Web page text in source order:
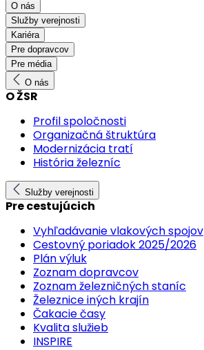
O nás
Služby verejnosti
Kariéra
Pre dopravcov
Pre média
O nás
O ŽSR
Profil spoločnosti
Organizačná štruktúra
Modernizácia tratí
História železníc
Služby verejnosti
Pre cestujúcich
Vyhľadávanie vlakových spojov
Cestovný poriadok 2025/2026
Plán výluk
Zoznam dopravcov
Zoznam železničných staníc
Železnice iných krajín
Čakacie časy
Kvalita služieb
INSPIRE